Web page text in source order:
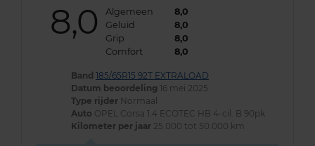
8,0 Algemeen
8,0
Geluid
8,0
Grip
8,0
Comfort
8,0
Band 185/65R15 92T EXTRALOAD
Datum beoordeling 16 mei 2025
Type rijder Normaal
Auto OPEL Corsa 1.4 ECOTEC HB 4-cil. B 90pk
Kilometer per jaar 25.000 tot 50.000 km